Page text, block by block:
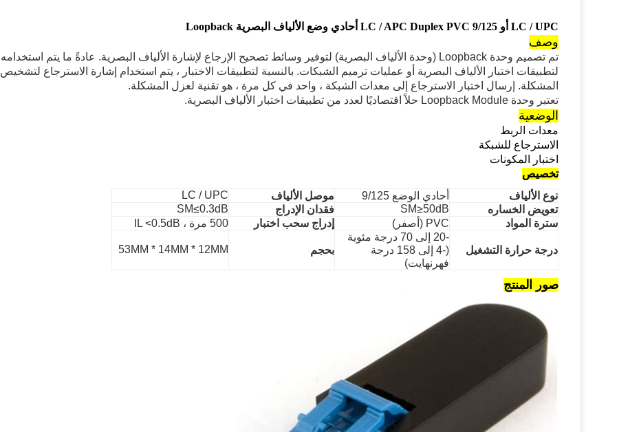
LC / UPC أو LC / APC Duplex PVC 9/125 أحادي وضع الألياف البصرية Loopback
وصف
تم تصميم وحدة Loopback (وحدة الألياف البصرية) لتوفير وسائط تصحيح الإرجاع لإشارة الألياف البصرية.
عادةً ما يتم استخدامه
لتطبيقات اختبار الألياف البصرية أو عمليات ترميم الشبكات. بالنسبة لتطبيقات الاختبار ، يتم استخدام إشارة الاسترجاع لتشخيص
المشكلة. إرسال اختبار الاسترجاع إلى معدات الشبكة ، واحد في كل مرة ، هو تقنية لعزل المشكلة.
تعتبر وحدة Loopback Module حلاً اقتصاديًا لعدد من تطبيقات اختبار الألياف البصرية.
الوضعية
معدات الربط
الاسترجاع للشبكة
اختبار المكونات
تخصيص
نوع الألياف
أحادي الوضع 9/125 موصل الألياف
LC / UPC
تعويض الخساره
SM≥50dB فقدان الإدراج
SM≤0.3dB
سترة المواد
PVC (أصفر) إدراج سحب اختبار 500 مرة ، IL <0.5dB
درجة حرارة التشغيل
-20 إلى 70 درجة مئوية
(-4 إلى 158 درجة
فهرنهايت)
بحجم 53MM * 14MM * 12MM
صور المنتج